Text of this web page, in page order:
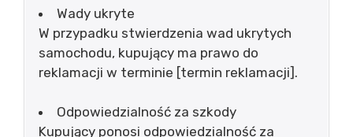
Wady ukryte
W przypadku stwierdzenia wad ukrytych
samochodu, kupujący ma prawo do
reklamacji w terminie [termin reklamacji].
Odpowiedzialność za szkody
Kupujący ponosi odpowiedzialność za